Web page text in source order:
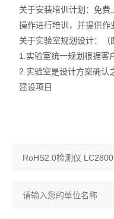
关于安装培训计划：免
操作进行培训，并提供作
关于实验室规划设计：（
1.实验室统一规划根据客
2.实验室是设计方案确认
建设项目